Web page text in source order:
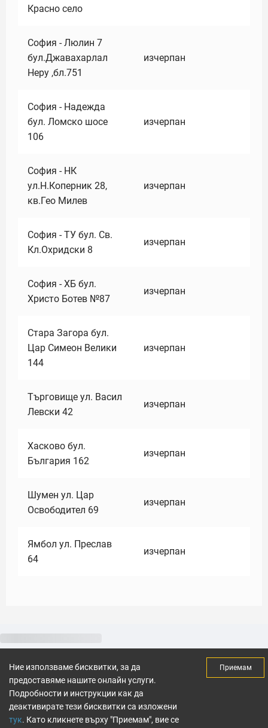
Красно село
София - Люлин 7
бул.Джавахарлал
Неру ,бл.751
изчерпан
София - Надежда
бул. Ломско шосе
106
изчерпан
София - НК
ул.Н.Коперник 28,
кв.Гео Милев
изчерпан
София - ТУ бул. Св.
Кл.Охридски 8
изчерпан
София - ХБ бул.
Христо Ботев №87
изчерпан
Стара Загора бул.
Цар Симеон Велики
144
изчерпан
Търговище ул. Васил
Левски 42
изчерпан
Хасково бул.
България 162
изчерпан
Шумен ул. Цар
Освободител 69
изчерпан
Ямбол ул. Преслав
64
изчерпан
Ние използваме бисквитки, за да
предоставяме нашите онлайн услуги.
Подробности и инструкции как да
деактивирате тези бисквитки са изложени
тук. Като кликнете върху "Приемам", вие се
Приемам